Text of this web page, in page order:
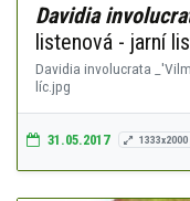
Davidia
listenová - jarní
Davidia involucrata
líc.jpg
31.05.2017 1333x2000